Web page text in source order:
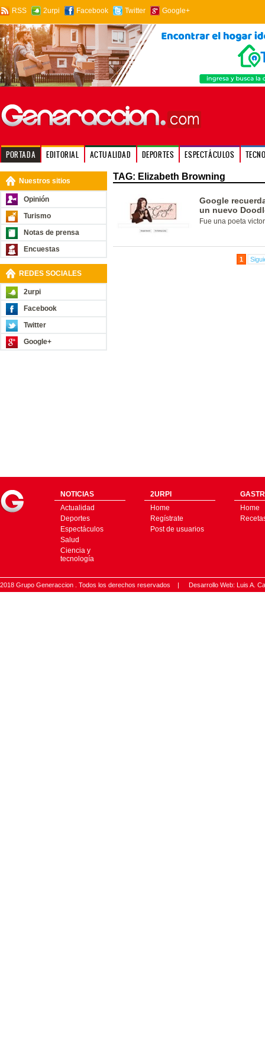
RSS 2urpi Facebook Twitter Google+
PORTADA EDITORIAL ACTUALIDAD DEPORTES ESPECTÁCULOS
Nuestros sitios
Opinión
Turismo
Notas de prensa
Encuestas
REDES SOCIALES
2urpi
Facebook
Twitter
Google+
TAG: Elizabeth Browning
Google
un nuevo
Fue una poeta
1
NOTICIAS
Actualidad
Deportes
Espectáculos
Salud
Ciencia y
tecnología
2URPI
Home
Regístrate
Post de usuarios
Home
2018 Grupo Generaccion . Todos los derechos reservados | Desarrollo Web: Luis